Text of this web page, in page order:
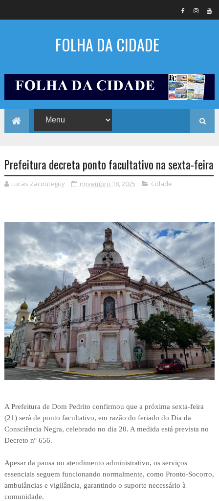
FOLHA DA CIDADE
Prefeitura decreta ponto facultativo na sexta-feira
Lucas Zacouteguy novembro 18, 2025 Cidade
A Prefeitura de Dom Pedrito confirmou que a próxima sexta-feira
(21) será de ponto facultativo, em razão do feriado do Dia da
Consciência Negra, celebrado no dia 20. A medida está prevista no
Decreto nº 656.
Apesar da pausa no atendimento administrativo, os serviços
essenciais seguem funcionando normalmente, como Pronto-Socorro,
ambulâncias e vigilância, garantindo o suporte necessário à
comunidade.